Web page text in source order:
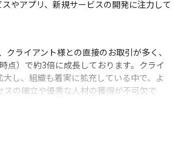
やアプリ、新規サービスの開発に注力して
クライアント様との直接のお取引が多く、
点）で約3倍に成長しております。クライ
し、組織も着実に拡充している中で、よ
スの確立や優秀な人材の獲得が不可欠で
では新たな仲間を募集しています。また
グジャパングループの傘下に入り事業フェ